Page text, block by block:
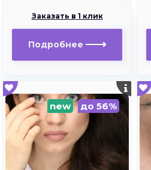
Заказать в 1 клик
Подробнее
new до 56%